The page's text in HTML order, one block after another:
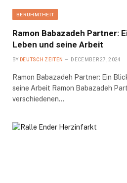
BERUHMTHEIT
Ramon Babazadeh Partner:
Leben und seine Arbeit
BY DEUTSCH ZEITEN DECEMBER 27, 2024
Ramon Babazadeh Partner: Ein
seine Arbeit Ramon Babazadeh
verschiedenen…